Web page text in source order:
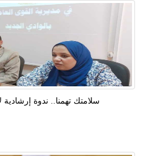
سلامتك تهمنا.. ندوة